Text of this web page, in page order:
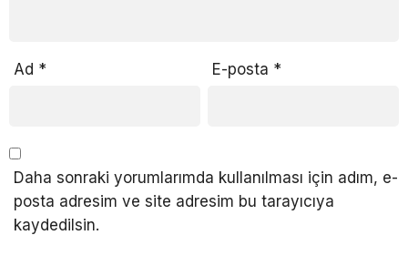
Ad * E-posta *
Daha sonraki yorumlarımda kullanılması için adım, e-
posta adresim ve site adresim bu tarayıcıya
kaydedilsin.